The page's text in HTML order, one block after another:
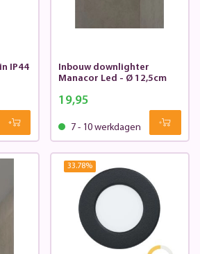
IP44
Inbouw downlighter
Manacor Led - Ø 12,5cm
19,95
7 - 10 werkdagen
33.78%